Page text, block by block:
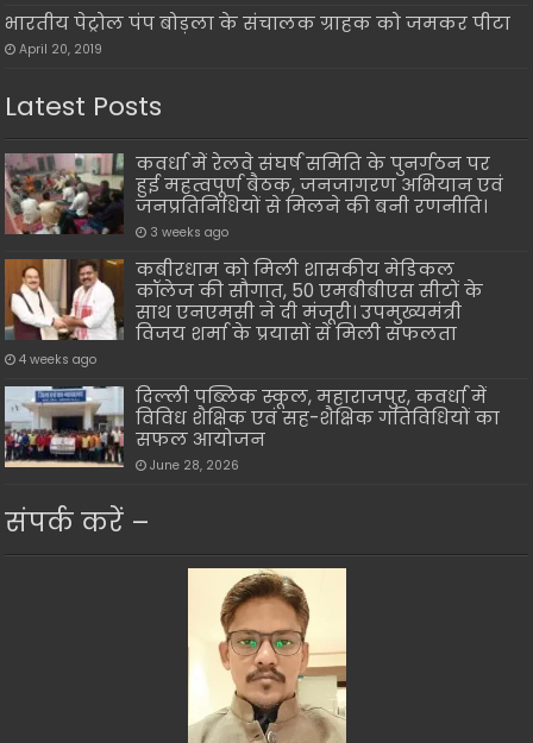
भारतीय पेट्रोल पंप बोड़ला के संचालक ग्राहक को जमकर पीटा
April 20, 2019
Latest Posts
कवर्धा में रेलवे संघर्ष समिति के पुनर्गठन पर
हुई महत्वपूर्ण बैठक, जनजागरण अभियान एवं
जनप्रतिनिधियों से मिलने की बनी रणनीति।
3 weeks ago
कबीरधाम को मिली शासकीय मेडिकल
कॉलेज की सौगात, 50 एमबीबीएस सीटों के
साथ एनएमसी ने दी मंजूरी। उपमुख्यमंत्री
विजय शर्मा के प्रयासों से मिली सफलता
4 weeks ago
दिल्ली पब्लिक स्कूल, महाराजपुर, कवर्धा में
विविध शैक्षिक एवं सह-शैक्षिक गतिविधियों का
सफल आयोजन
June 28, 2026
संपर्क करें –